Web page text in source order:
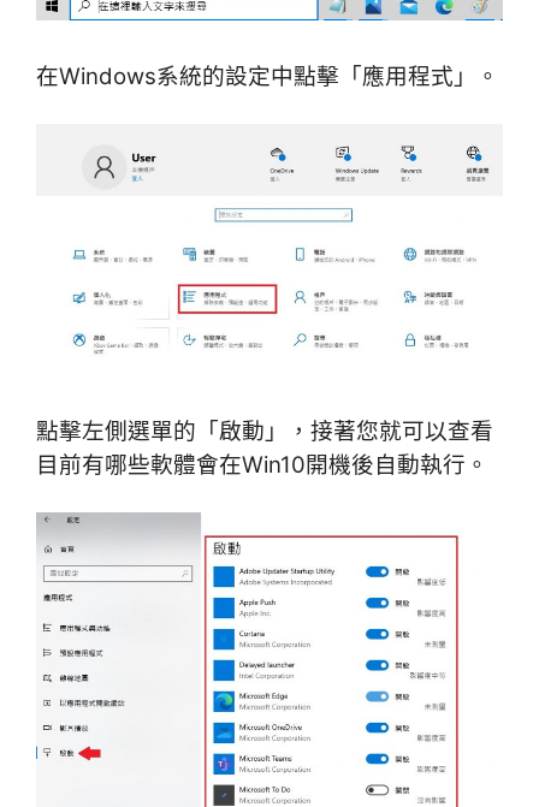
在Windows系統的設定中點擊「應用程式」。
點擊左側選單的「啟動」，接著您就可以查看
目前有哪些軟體會在Win10開機後自動執行。